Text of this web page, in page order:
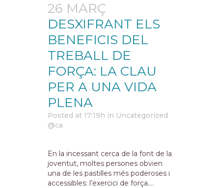
26 MARÇ
DESXIFRANT ELS
BENEFICIS DEL
TREBALL DE
FORÇA: LA CLAU
PER A UNA VIDA
PLENA
Posted at 17:19h in Uncategorized
@ca
En la incessant cerca de la font de la
joventut, moltes persones obvien
una de les pastilles més poderoses i
accessibles: l’exercici de força....